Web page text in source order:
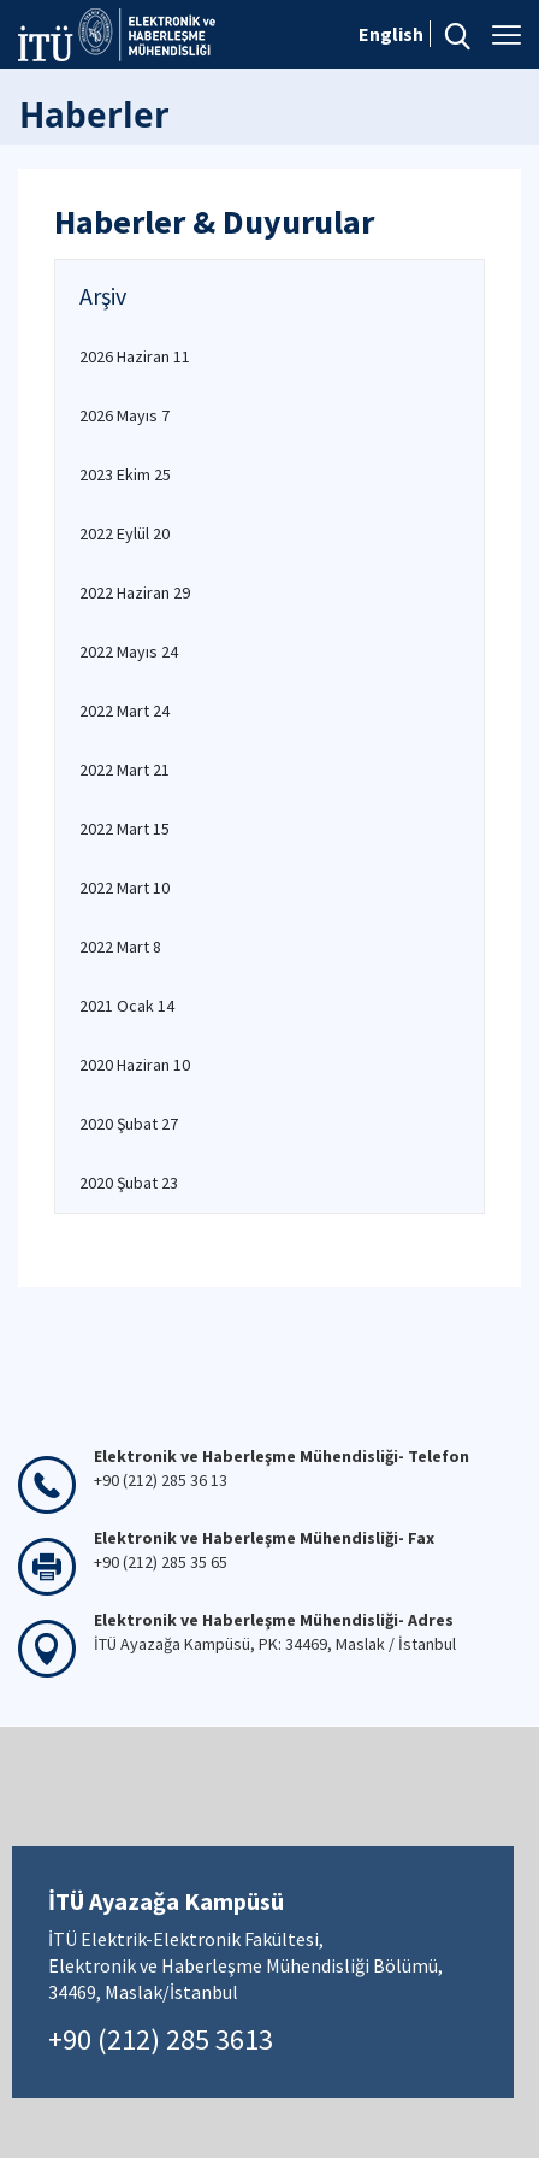
English
Haberler
Haberler & Duyurular
Arşiv
2026 Haziran 11
2026 Mayıs 7
2023 Ekim 25
2022 Eylül 20
2022 Haziran 29
2022 Mayıs 24
2022 Mart 24
2022 Mart 21
2022 Mart 15
2022 Mart 10
2022 Mart 8
2021 Ocak 14
2020 Haziran 10
2020 Şubat 27
2020 Şubat 23
Elektronik ve Haberleşme Mühendisliği- Telefon
+90 (212) 285 36 13
Elektronik ve Haberleşme Mühendisliği- Fax
+90 (212) 285 35 65
Elektronik ve Haberleşme Mühendisliği- Adres
İTÜ Ayazağa Kampüsü, PK: 34469, Maslak / İstanbul
İTÜ Ayazağa Kampüsü
İTÜ Elektrik-Elektronik Fakültesi,
Elektronik ve Haberleşme Mühendisliği Bölümü,
34469, Maslak/İstanbul
+90 (212) 285 3613